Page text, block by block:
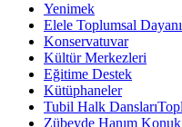
Yenimek
Elele Toplumsal
Konservatuvar
Kültür Merkezleri
Eğitime Destek
Kütüphaneler
Tubil Halk
Zübeyde Hanım